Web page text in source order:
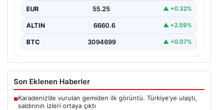
EUR 55.25 ▲ +0.32%
ALTIN 6660.6 ▲ +2.59%
BTC 3094699 ▲ +0.07%
Son Eklenen Haberler
■Karadeniz’de vurulan gemiden ilk görüntü. Türkiye’ye ulaştı,
saldırının izleri ortaya çıktı